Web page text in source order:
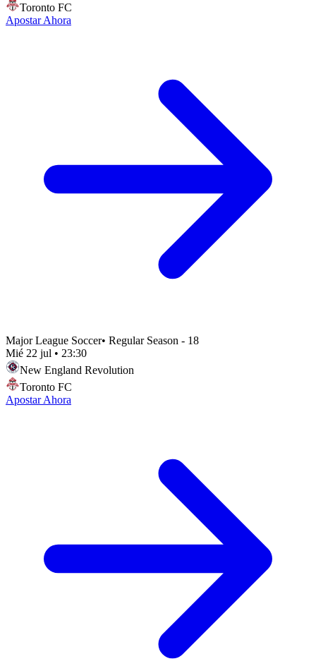
Toronto FC
Apostar Ahora
Major League Soccer• Regular Season - 18
Mié 22 jul • 23:30
New England Revolution
Toronto FC
Apostar Ahora